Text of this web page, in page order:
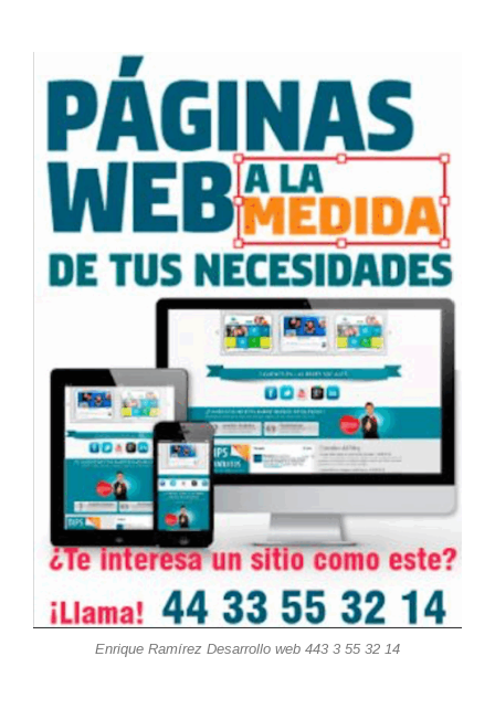
Enrique Ramírez Desarrollo web 443 3 55 32 14